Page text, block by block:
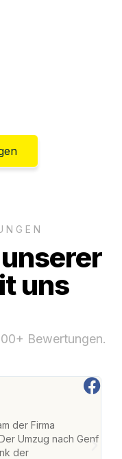
uns
Bewertungen.
der Firma
Umzug nach Genf
der